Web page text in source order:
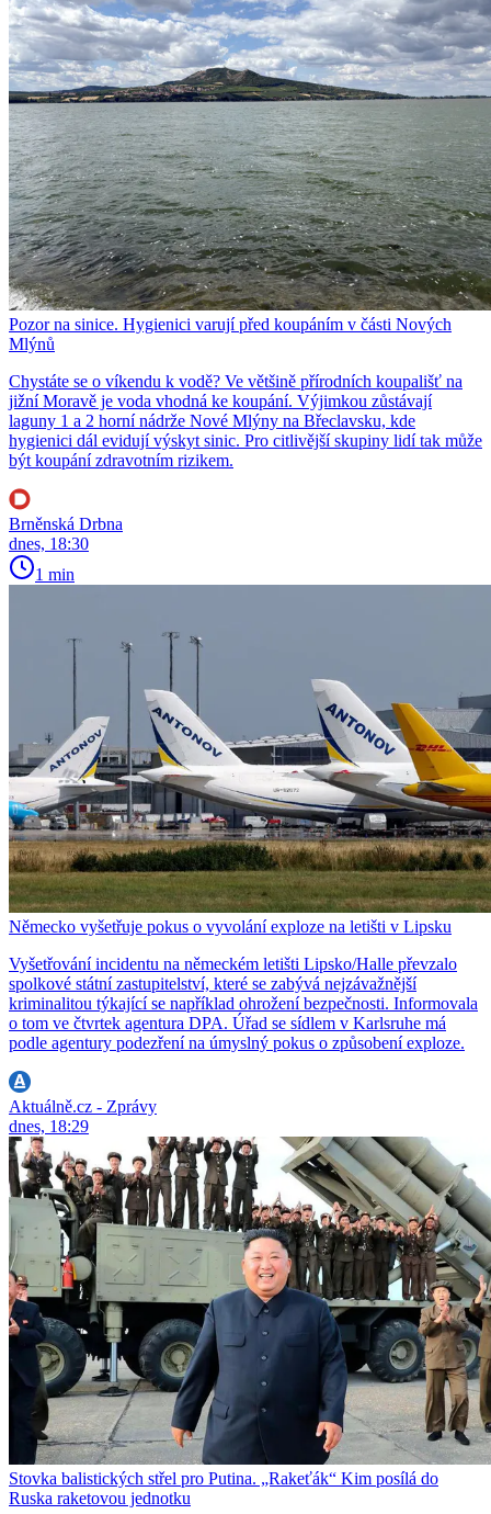
Pozor na sinice. Hygienici varují před koupáním v části Nových
Mlýnů
Chystáte se o víkendu k vodě? Ve většině přírodních koupališť na
jižní Moravě je voda vhodná ke koupání. Výjimkou zůstávají
laguny 1 a 2 horní nádrže Nové Mlýny na Břeclavsku, kde
hygienici dál evidují výskyt sinic. Pro citlivější skupiny lidí tak může
být koupání zdravotním rizikem.
Brněnská Drbna
dnes, 18:30
1 min
Německo vyšetřuje pokus o vyvolání exploze na letišti v Lipsku
Vyšetřování incidentu na německém letišti Lipsko/Halle převzalo
spolkové státní zastupitelství, které se zabývá nejzávažnější
kriminalitou týkající se například ohrožení bezpečnosti. Informovala
o tom ve čtvrtek agentura DPA. Úřad se sídlem v Karlsruhe má
podle agentury podezření na úmyslný pokus o způsobení exploze.
Aktuálně.cz - Zprávy
dnes, 18:29
Stovka balistických střel pro Putina. „Rakeťák“ Kim posílá do
Ruska raketovou jednotku